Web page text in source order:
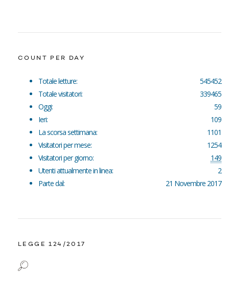
COUNT PER DAY
545452
Totale letture:
339465
Totale visitatori:
59
Oggi:
109
Ieri:
1101
La scorsa settimana:
1254
Visitatori per mese:
149
Visitatori per giorno:
2
Utenti attualmente in linea:
21 Novembre 2017
Parte dal:
LEGGE 124/2017